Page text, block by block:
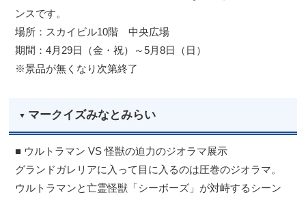
ンスです。
場所：スカイビル10階 中央広場
期間：4月29日（金・祝）～5月8日（日）
※景品が無くなり次第終了
マークイズみなとみらい
■ ウルトラマン VS 怪獣の迫力のジオラマ展示
グランドガレリアに入って目に入るのは圧巻のジオラマ。
ウルトラマンと亡霊怪獣「シーボーズ」が対峙するシーン